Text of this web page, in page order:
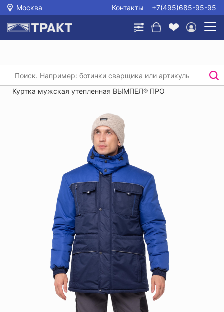
Москва Контакты +7(495)685-95-95
Главная / /
Утепленные куртки и брюки для рабочих
Куртка мужская утепленная ВЫМПЕЛ® ПРО